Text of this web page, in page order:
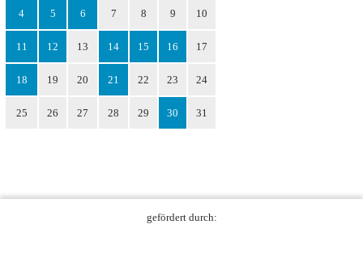
4 5 6 7 8 9 10
11 12 13 14 15 16 17
18 19 20 21 22 23 24
25 26 27 28 29 30 31
gefördert durch: